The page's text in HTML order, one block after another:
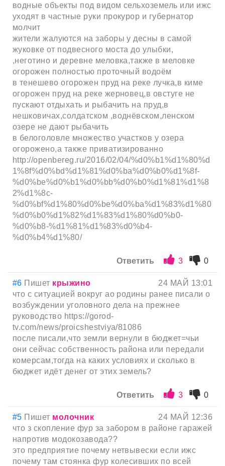
водные объекты под видом сельхоземель или ижс
уходят в частные руки прокурор и губернатор
молчит
жители жалуются на заборы у десны в самой
жуковке от подвесного моста до улыбки,
,неготино и деревне меловка,также в меловке
огорожен полностью проточный водоём
в тенешево огорожен пруд на реке лучка,в киме
огорожен пруд на реке жерновец,в овстуге не
пускают отдыхать и рыбачить на пруд,в
нешковичах,солдатском ,воднёвском,ленском
озере не дают рыбачить
в белоголовле множество участков у озера
огорожено,а также приватизированно
http://openbereg.ru/2016/02/04/%d0%b1%d1%80%d
1%8f%d0%bd%d1%81%d0%ba%d0%b0%d1%8f-
%d0%be%d0%b1%d0%bb%d0%b0%d1%81%d1%8
2%d1%8c-
%d0%bf%d1%80%d0%be%d0%ba%d1%83%d1%80
%d0%b0%d1%82%d1%83%d1%80%d0%b0-
%d0%b8-%d1%81%d1%83%d0%b4-
%d0%b4%d1%80/
Ответить 3 0
#6 Пишет крыжино
24 МАЙ 13:01
что с ситуацией вокруг ао родины ранее писали о
возбуждении уголовного дела на прежнее
руководство https://gorod-
tv.com/news/proicshestviya/81086
после писали,что земли вернули в бюджет=чьи
они сейчас собственность района или передали
комерсам,тогда на каких условиях и сколько в
бюджет идёт денег от этих земель?
Ответить 3 0
#5 Пишет молочник
24 МАЙ 12:36
что з скопление фур за забором в районе гаражей
напротив модокозавода??
это предприятие почему нетвывески если ижс
почему там стоянка фур колесивших по всей